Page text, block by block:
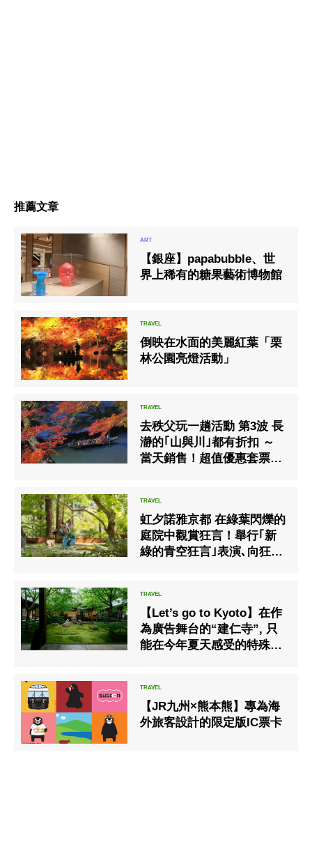
推薦文章
【銀座】papabubble、世
界上稀有的糖果藝術博物館
倒映在水面的美麗紅葉「栗
林公園亮燈活動」
去秩父玩一趟活動 第3波 長
瀞的｢山與川｣都有折扣 ～
當天銷售！超值優惠套票乘
虹夕諾雅京都 在綠葉閃爍的
庭院中觀賞狂言！舉行｢新
綠的青空狂言｣表演､向狂言
【Let’s go to Kyoto】在作
為廣告舞台的“建仁寺”, 只
能在今年夏天感受的特殊體
【JR九州×熊本熊】專為海
外旅客設計的限定版IC票卡